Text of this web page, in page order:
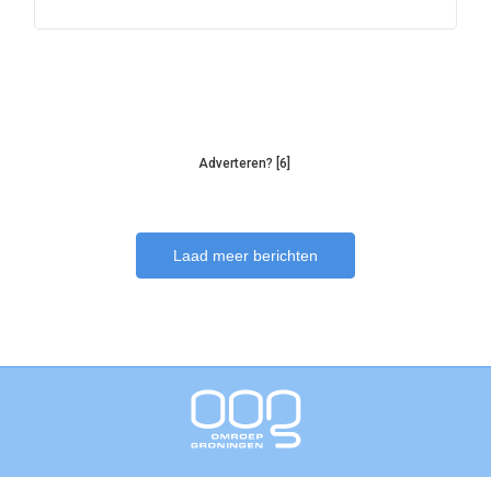
Adverteren? [6]
Laad meer berichten